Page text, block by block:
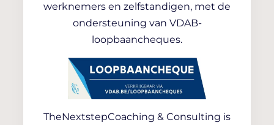
werknemers en zelfstandigen, met de
ondersteuning van VDAB-
loopbaancheques.
TheNextstepCoaching & Consulting is